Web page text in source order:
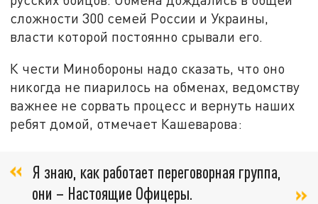
сложности 300 семей России и Украины,
власти которой постоянно срывали его.
К чести Минобороны надо сказать, что оно
никогда не пиарилось на обменах, ведомству
важнее не сорвать процесс и вернуть наших
ребят домой, отмечает Кашеварова:
Я знаю, как работает переговорная группа,
они – Настоящие Офицеры.